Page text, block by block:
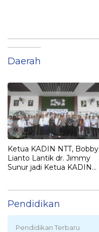
Daerah
«
Ketua KADIN NTT, Bobby
Lianto Lantik dr. Jimmy
Sunur jadi Ketua KADIN
Pendidikan
Pendidikan Terbaru